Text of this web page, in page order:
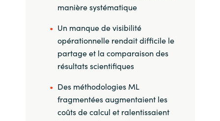
Sri Lanka
Sweden
Switzerland
Ukraine
United Kingdom
manière systématique
Un manque de visibilité
opérationnelle rendait difficile le
partage et la comparaison des
résultats scientifiques
Des méthodologies ML
fragmentées augmentaient les
coûts de calcul et ralentissaient